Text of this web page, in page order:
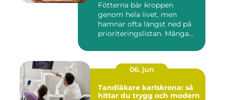
Fötterna bär kroppen
genom hela livet, men
hamnar ofta längst ned på
prioriteringslistan. Många
06. jun
Tandläkare karlskrona: så
hittar du trygg och modern